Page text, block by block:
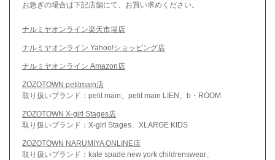
お急ぎの場合は下記店舗にて、お買い求めください。
ナルミヤオンライン楽天市場店
ナルミヤオンライン Yahoo!ショッピング店
ナルミヤオンライン Amazon店
ZOZOTOWN petitmain店
取り扱いブランド：petit main、petit main LIEN、b・ROOM
ZOZOTOWN X-girl Stages店
取り扱いブランド：X-girl Stages、XLARGE KIDS
ZOZOTOWN NARUMIYA ONLINE店
取り扱いブランド：kate spade new york childrenswear、